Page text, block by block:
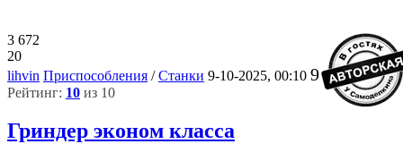
3 672
20
lihvin Приспособления /Станки 9-10-2025, 00:10 9
Рейтинг: 10 из 10
Гриндер эконом класса